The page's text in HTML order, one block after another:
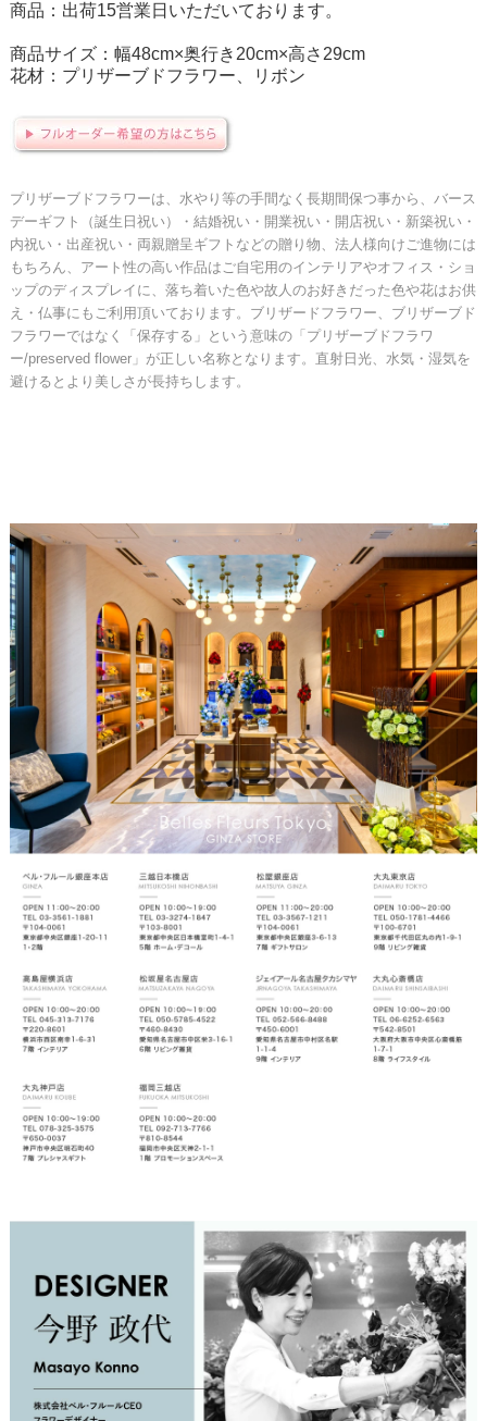
商品：出荷15営業日いただいております。
商品サイズ：幅48cm×奥行き20cm×高さ29cm
花材：プリザーブドフラワー、リボン
プリザーブドフラワーは、水やり等の手間なく長期間保つ事から、バース
デーギフト（誕生日祝い）・結婚祝い・開業祝い・開店祝い・新築祝い・
内祝い・出産祝い・両親贈呈ギフトなどの贈り物、法人様向けご進物には
もちろん、アート性の高い作品はご自宅用のインテリアやオフィス・ショ
ップのディスプレイに、落ち着いた色や故人のお好きだった色や花はお供
え・仏事にもご利用頂いております。ブリザードフラワー、ブリザーブド
フラワーではなく「保存する」という意味の「プリザーブドフラワ
ー/preserved flower」が正しい名称となります。直射日光、水気・湿気を
避けるとより美しさが長持ちします。